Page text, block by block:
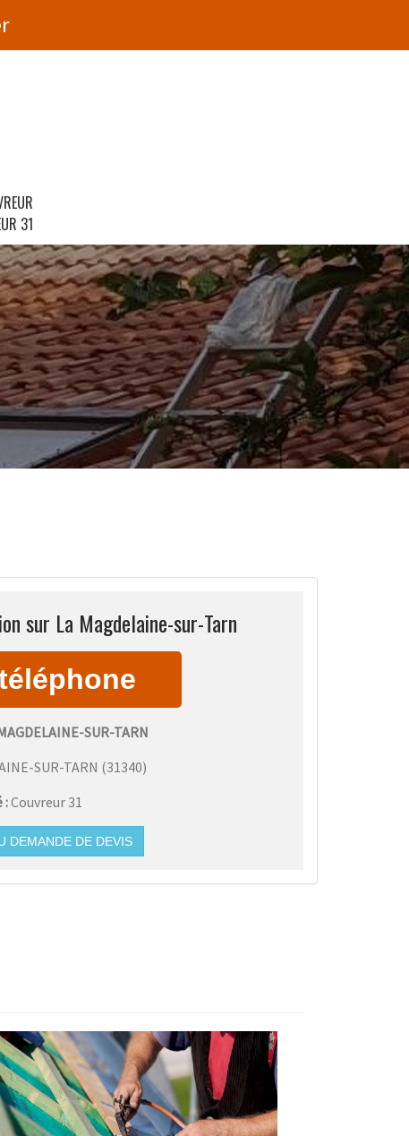
31
sur La Magdelaine-sur-Tarn
SUR-TARN
SUR-TARN (31340)
:Couvreur 31
DEMANDE DE DEVIS